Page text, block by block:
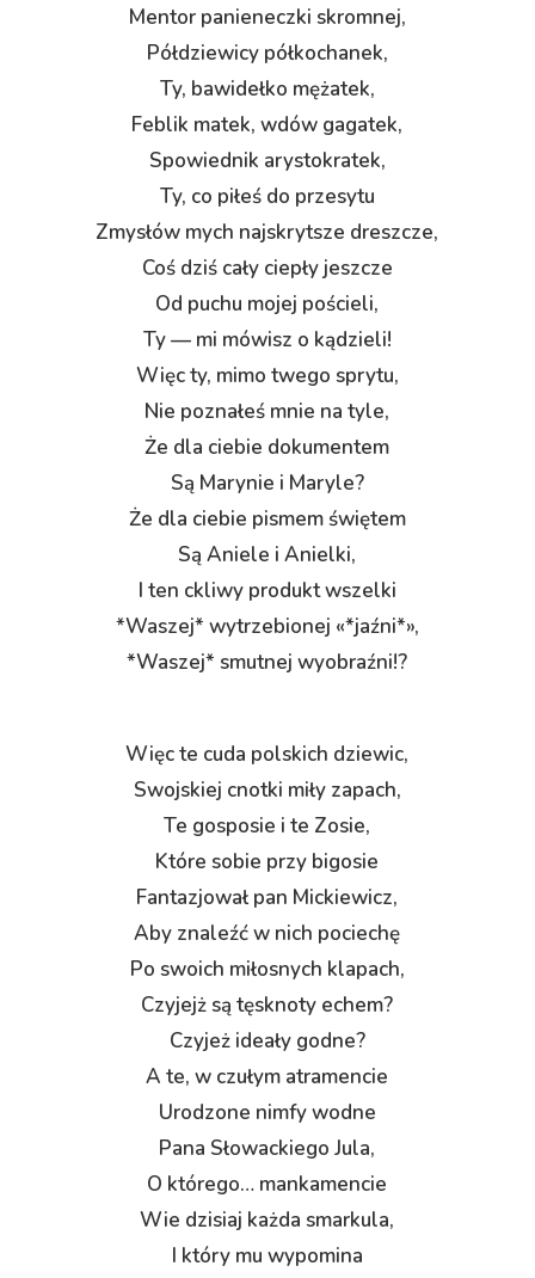
Mentor panieneczki skromnej,
Półdziewicy półkochanek,
Ty, bawidełko mężatek,
Feblik matek, wdów gagatek,
Spowiednik arystokratek,
Ty, co piłeś do przesytu
Zmysłów mych najskrytsze dreszcze,
Coś dziś cały ciepły jeszcze
Od puchu mojej pościeli,
Ty — mi mówisz o kądzieli!
Więc ty, mimo twego sprytu,
Nie poznałeś mnie na tyle,
Że dla ciebie dokumentem
Są Marynie i Maryle?
Że dla ciebie pismem świętem
Są Aniele i Anielki,
I ten ckliwy produkt wszelki
*Waszej* wytrzebionej «*jaźni*»,
*Waszej* smutnej wyobraźni!?
Więc te cuda polskich dziewic,
Swojskiej cnotki miły zapach,
Te gosposie i te Zosie,
Które sobie przy bigosie
Fantazjował pan Mickiewicz,
Aby znaleźć w nich pociechę
Po swoich miłosnych klapach,
Czyjejż są tęsknoty echem?
Czyjeż ideały godne?
A te, w czułym atramencie
Urodzone nimfy wodne
Pana Słowackiego Jula,
O którego… mankamencie
Wie dzisiaj każda smarkula,
I który mu wypomina